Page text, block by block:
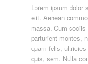
Lorem ipsum dolor
elit. Aenean
massa. Cum sociis
parturient montes,
quam felis,
quis, sem. Nulla